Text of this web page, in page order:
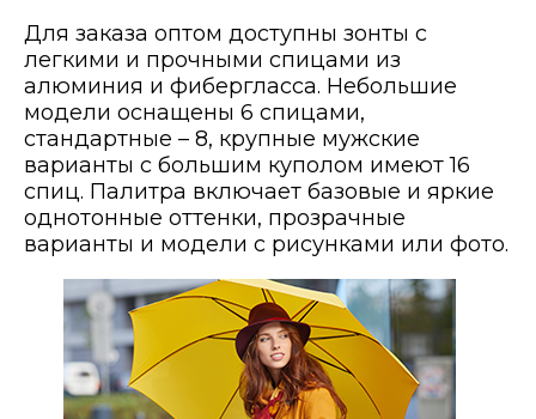
Для заказа оптом доступны зонты с
легкими и прочными спицами из
алюминия и фибергласса. Небольшие
модели оснащены 6 спицами,
стандартные – 8, крупные мужские
варианты с большим куполом имеют 16
спиц. Палитра включает базовые и яркие
однотонные оттенки, прозрачные
варианты и модели с рисунками или фото.